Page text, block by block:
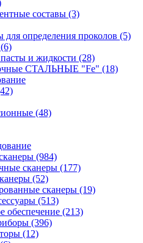
составы (3)
для определения проколов (5)
(6)
и жидкости (28)
СТАЛЬНЫЕ "Fe" (18)
(48)
(984)
сканеры (177)
(52)
сканеры (19)
(513)
обеспечение (213)
(396)
(12)